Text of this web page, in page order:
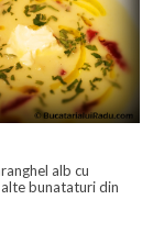
alb cu
bunataturi din